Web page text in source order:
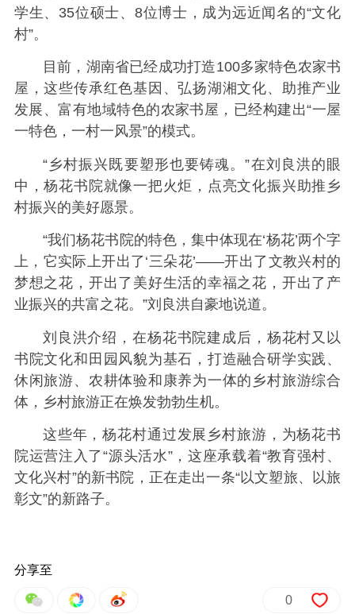
学生、35位硕士、8位博士，成为远近闻名的“文化
村”。
目前，湖南省已经成功打造100多家特色农家书
屋，这些传承红色基因、弘扬湖湘文化、助推产业
发展、富有地域特色的农家书屋，已经构建出“一屋
一特色，一村一风景”的模式。
“乡村振兴既要塑形也要铸魂。”在刘良洪的眼
中，杨花书院就像一把火炬，点亮文化振兴助推乡
村振兴的美好愿景。
“我们杨花书院的特色，集中体现在‘杨花’两个字
上，它实际上开出了‘三朵花’——开出了文教兴村的
梦想之花，开出了美好生活的幸福之花，开出了产
业振兴的共富之花。”刘良洪自豪地说道。
刘良洪介绍，在杨花书院建成后，杨花村又以
书院文化和田园风貌为基石，打造融合研学实践、
休闲旅游、农耕体验和康养为一体的乡村旅游综合
体，乡村旅游正在焕发勃勃生机。
这些年，杨花村通过发展乡村旅游，为杨花书
院运营注入了“源头活水”，这座承载着“教育强村、
文化兴村”的新书院，正在走出一条“以文塑旅、以旅
彰文”的新路子。
分享至
0